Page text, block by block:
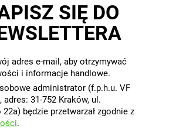
SIĘ DO
adres e-mail, aby otrzymywać
i informacje handlowe.
administrator (f.p.h.u. VF
31-752 Kraków, ul.
będzie przetwarzał zgodnie z
.